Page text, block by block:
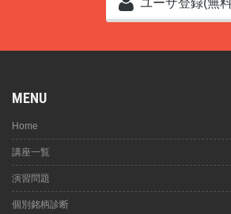
ユーザ登録(無
MENU
Home
講座一覧
演習問題
個別銘柄診断